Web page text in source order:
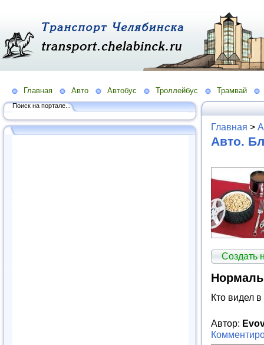
Главная Авто Автобус Троллейбус Трамвай
Поиск на портале...
Главная >
Авто.
Создать
Кто видел
Автор: